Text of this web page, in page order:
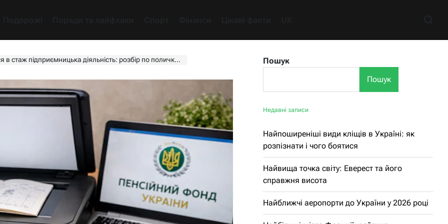
підприємницька діяльність: розбір по поличках на 2026 рік
Пошук
Пошук
Недавні записи
Найпоширеніші види кліщів в Україні: як
розпізнати і чого боятися
Найвища точка світу: Еверест та його
справжня висота
Найближчі аеропорти до України у 2026 році